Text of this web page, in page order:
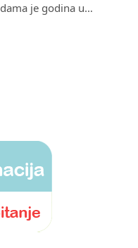
je godina u…